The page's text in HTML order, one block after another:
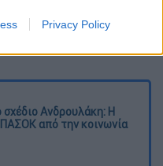
Privacy Policy
καταχώρηση
Ανδρουλάκη: Η
από την κοινωνία